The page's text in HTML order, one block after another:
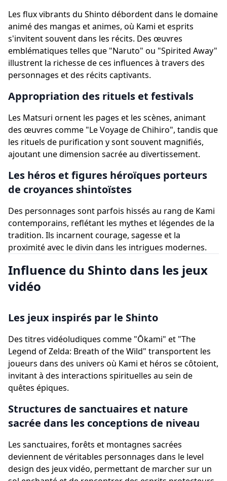
Les flux vibrants du Shinto débordent dans le domaine
animé des mangas et animes, où Kami et esprits
s'invitent souvent dans les récits. Des œuvres
emblématiques telles que "Naruto" ou "Spirited Away"
illustrent la richesse de ces influences à travers des
personnages et des récits captivants.
Appropriation des rituels et festivals
Les Matsuri ornent les pages et les scènes, animant
des œuvres comme "Le Voyage de Chihiro", tandis que
les rituels de purification y sont souvent magnifiés,
ajoutant une dimension sacrée au divertissement.
Les héros et figures héroïques porteurs
de croyances shintoïstes
Des personnages sont parfois hissés au rang de Kami
contemporains, reflétant les mythes et légendes de la
tradition. Ils incarnent courage, sagesse et la
proximité avec le divin dans les intrigues modernes.
Influence du Shinto dans les jeux
vidéo
Les jeux inspirés par le Shinto
Des titres vidéoludiques comme "Ōkami" et "The
Legend of Zelda: Breath of the Wild" transportent les
joueurs dans des univers où Kami et héros se côtoient,
invitant à des interactions spirituelles au sein de
quêtes épiques.
Structures de sanctuaires et nature
sacrée dans les conceptions de niveau
Les sanctuaires, forêts et montagnes sacrées
deviennent de véritables personnages dans le level
design des jeux vidéo, permettant de marcher sur un